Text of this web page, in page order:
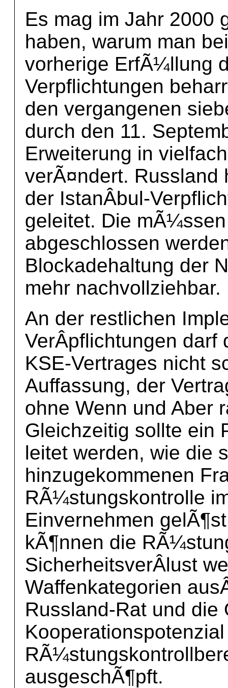
Es mag im Jahr 2000
haben, warum man
vorherige ErfÃ¼llung
Verpflichtungen
den vergangenen
durch den 11.
Erweiterung in
verÃ¤ndert.
der IstanÂ­bul-
geleitet. Die
abgeschlossen
Blockadehaltung der
mehr nachvollziehbar.
An der restlichen
VerÂ­pflichtungen darf
KSE-Vertrages nicht
Auffassung, der
ohne Wenn und Aber
Gleichzeitig sollte ein
leitet werden, wie die
hinzugekommenen
RÃ¼stungskontrolle
Einvernehmen
kÃ¶nnen die
SicherheitsverÂ­lust
Waffenkategorien
Russland-Rat und die
ausgeschÃ¶pft.